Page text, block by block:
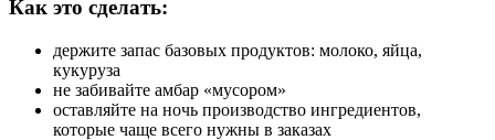
Как это сделать:
держите запас базовых продуктов: молоко, яйца,
кукуруза
не забивайте амбар «мусором»
оставляйте на ночь производство ингредиентов,
которые чаще всего нужны в заказах